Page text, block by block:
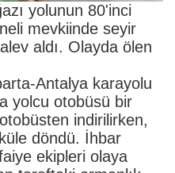
yolunun 80'inci
mevkiinde seyir
aldı. Olayda ölen
Antalya karayolu
yolcu otobüsü bir
indirilirken,
döndü. İhbar
ekipleri olaya